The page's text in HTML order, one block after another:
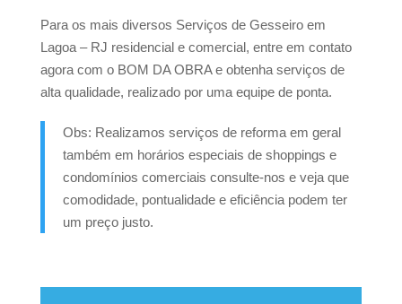
Para os mais diversos Serviços de Gesseiro em
Lagoa – RJ residencial e comercial, entre em contato
agora com o BOM DA OBRA e obtenha serviços de
alta qualidade, realizado por uma equipe de ponta.
Obs: Realizamos serviços de reforma em geral
também em horários especiais de shoppings e
condomínios comerciais consulte-nos e veja que
comodidade, pontualidade e eficiência podem ter
um preço justo.